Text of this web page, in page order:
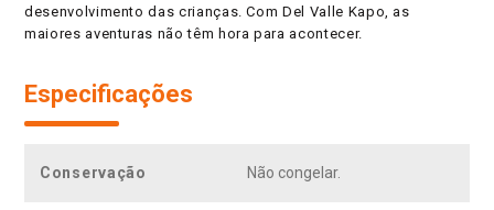
desenvolvimento das crianças. Com Del Valle Kapo, as
maiores aventuras não têm hora para acontecer.
Especificações
Conservação Não congelar.